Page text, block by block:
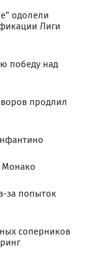
одолели
Лиги
победу над
продлил
Монако
за попыток
соперников